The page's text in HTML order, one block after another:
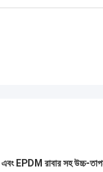
EPDM রাবার সহ উচ্চ-